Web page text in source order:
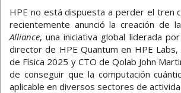
HPE no está dispuesta a perder el tren
recientemente anunció la creación de la
Alliance, una iniciativa global liderada
director de HPE Quantum en HPE
de Física 2025 y CTO de Qolab John
de conseguir que la computación
aplicable en diversos sectores de